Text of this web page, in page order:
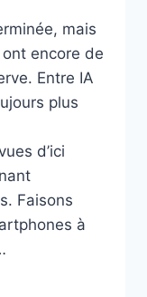
mais
encore de
Entre IA
plus
d’ici
Faisons
à